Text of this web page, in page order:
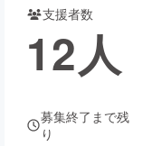
コミュニティ
支援者数
12人
募集終了まで残
り